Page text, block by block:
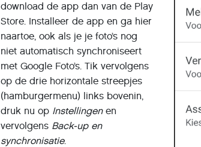
download de app dan van de Play
Store. Installeer de app en ga hier
naartoe, ook als je je foto’s nog
niet automatisch synchroniseert
met Google Foto’s. Tik vervolgens
op de drie horizontale streepjes
(hamburgermenu) links bovenin,
druk nu op Instellingenen
vervolgens Back-up en
synchronisatie.